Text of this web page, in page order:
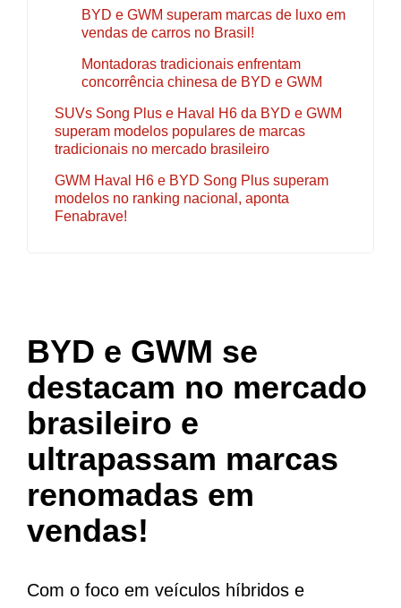
BYD e GWM superam marcas de luxo em
vendas de carros no Brasil!
Montadoras tradicionais enfrentam
concorrência chinesa de BYD e GWM
SUVs Song Plus e Haval H6 da BYD e GWM
superam modelos populares de marcas
tradicionais no mercado brasileiro
GWM Haval H6 e BYD Song Plus superam
modelos no ranking nacional, aponta
Fenabrave!
BYD e GWM se
destacam no mercado
brasileiro e
ultrapassam marcas
renomadas em
vendas!
Com o foco em veículos híbridos e